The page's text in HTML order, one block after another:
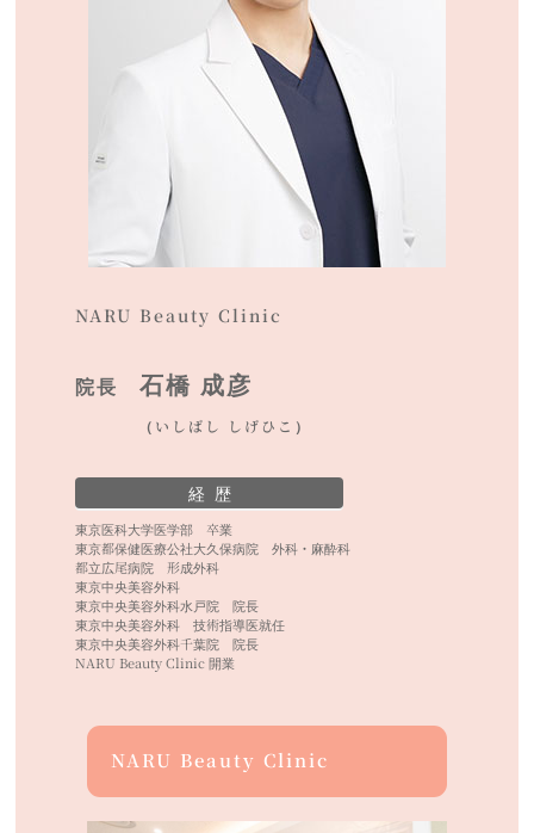
NARU Beauty Clinic
院長石橋 成彦
（いしばし しげひこ）
経 歴
東京医科大学医学部 卒業
東京都保健医療公社大久保病院 外科・麻酔科
都立広尾病院 形成外科
東京中央美容外科
東京中央美容外科水戸院 院長
東京中央美容外科 技術指導医就任
東京中央美容外科千葉院 院長
NARU Beauty Clinic 開業
NARU Beauty Clinic